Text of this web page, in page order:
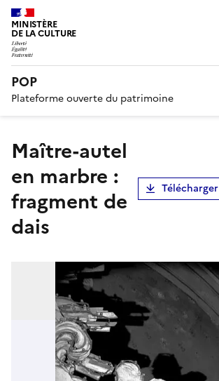
MINISTÈRE
DE LA CULTURE
POP
Plateforme ouverte du patrimoine
Maître-autel
en marbre :
fragment de
dais
Télécharger